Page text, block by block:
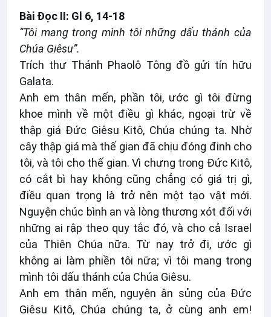
Bài Ðọc II: Gl 6, 14-18
“Tôi mang trong mình tôi những dấu thánh của
Chúa Giêsu”.
Trích thư Thánh Phaolô Tông đồ gửi tín hữu
Galata.
Anh em thân mến, phần tôi, ước gì tôi đừng
khoe mình về một điều gì khác, ngoại trừ về
thập giá Ðức Giêsu Kitô, Chúa chúng ta. Nhờ
cây thập giá mà thế gian đã chịu đóng đinh cho
tôi, và tôi cho thế gian. Vì chưng trong Ðức Kitô,
có cắt bì hay không cũng chẳng có giá trị gì,
điều quan trọng là trở nên một tạo vật mới.
Nguyện chúc bình an và lòng thương xót đối với
những ai rập theo quy tắc đó, và cho cả Israel
của Thiên Chúa nữa. Từ nay trở đi, ước gì
không ai làm phiền tôi nữa; vì tôi mang trong
mình tôi dấu thánh của Chúa Giêsu.
Anh em thân mến, nguyện ân sủng của Ðức
Giêsu Kitô, Chúa chúng ta, ở cùng anh em!